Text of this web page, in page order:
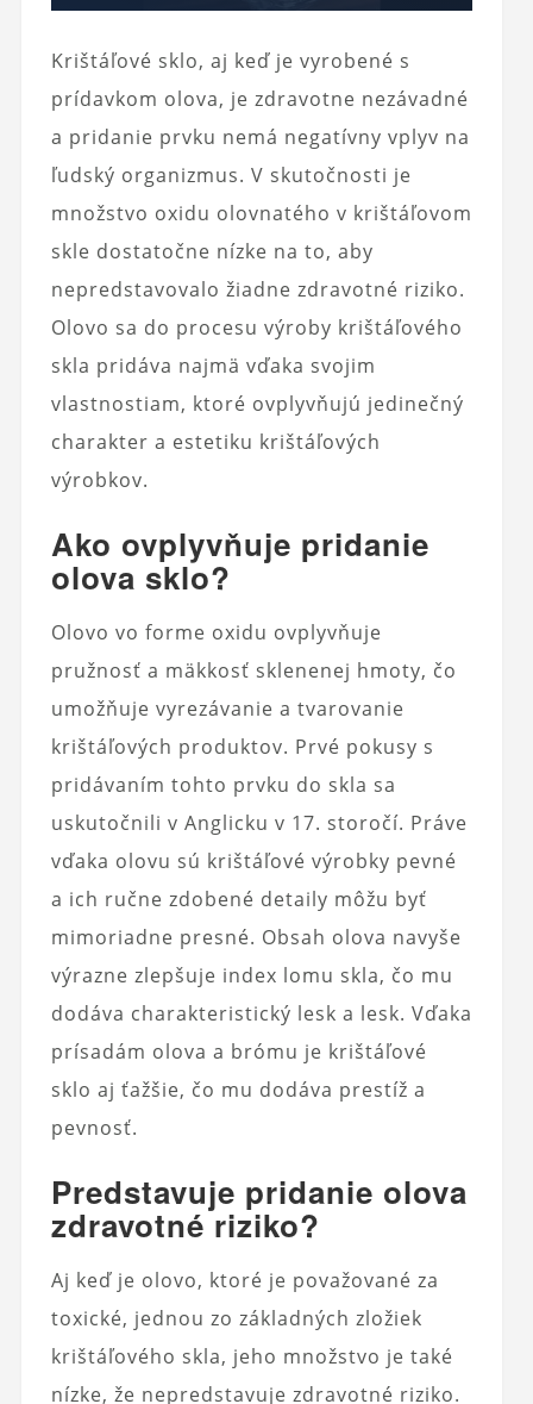
Krištáľové sklo, aj keď je vyrobené s
prídavkom olova, je zdravotne nezávadné
a pridanie prvku nemá negatívny vplyv na
ľudský organizmus. V skutočnosti je
množstvo oxidu olovnatého v krištáľovom
skle dostatočne nízke na to, aby
nepredstavovalo žiadne zdravotné riziko.
Olovo sa do procesu výroby krištáľového
skla pridáva najmä vďaka svojim
vlastnostiam, ktoré ovplyvňujú jedinečný
charakter a estetiku krištáľových
výrobkov.
Ako ovplyvňuje pridanie
olova sklo?
Olovo vo forme oxidu ovplyvňuje
pružnosť a mäkkosť sklenenej hmoty, čo
umožňuje vyrezávanie a tvarovanie
krištáľových produktov. Prvé pokusy s
pridávaním tohto prvku do skla sa
uskutočnili v Anglicku v 17. storočí. Práve
vďaka olovu sú krištáľové výrobky pevné
a ich ručne zdobené detaily môžu byť
mimoriadne presné. Obsah olova navyše
výrazne zlepšuje index lomu skla, čo mu
dodáva charakteristický lesk a lesk. Vďaka
prísadám olova a brómu je krištáľové
sklo aj ťažšie, čo mu dodáva prestíž a
pevnosť.
Predstavuje pridanie olova
zdravotné riziko?
Aj keď je olovo, ktoré je považované za
toxické, jednou zo základných zložiek
krištáľového skla, jeho množstvo je také
nízke, že nepredstavuje zdravotné riziko.